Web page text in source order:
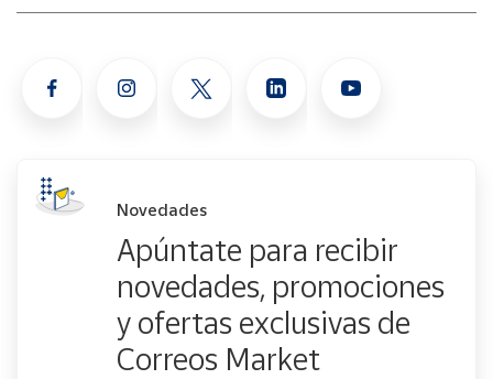
Novedades
Apúntate para recibir
novedades, promociones
y ofertas exclusivas de
Correos Market